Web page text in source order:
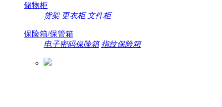
储物柜
货架 更衣柜 文件柜
保险箱/保管箱
电子密码保险箱 指纹保险箱